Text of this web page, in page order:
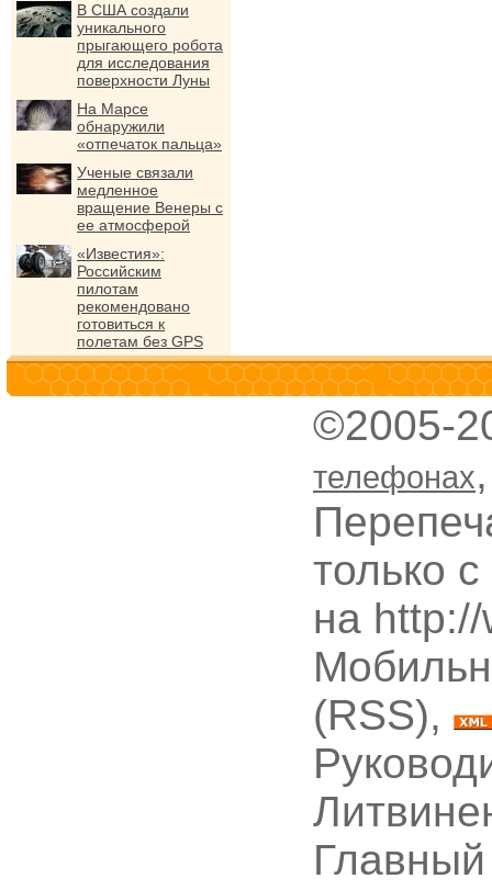
В США создали
уникального
прыгающего робота
для исследования
поверхности Луны
На Марсе
обнаружили
«отпечаток пальца»
Ученые связали
медленное
вращение Венеры с
ее атмосферой
«Известия»:
Российским
пилотам
рекомендовано
готовиться к
полетам без GPS
©2005-
телефонах
только
на
(RSS),